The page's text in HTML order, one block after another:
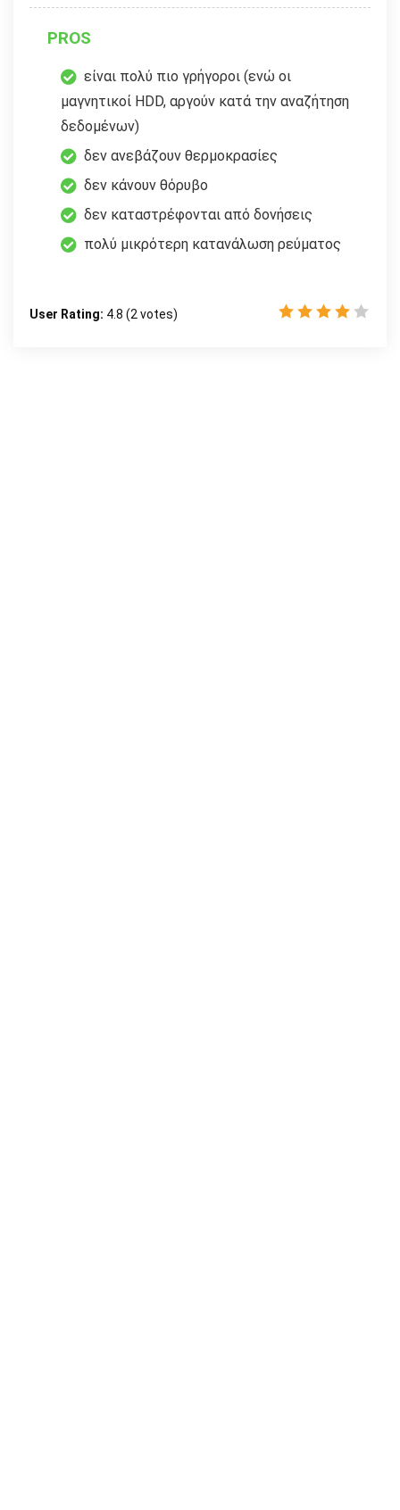
PROS
είναι πολύ πιο γρήγοροι (ενώ οι
μαγνητικοί HDD, αργούν κατά την αναζήτηση
δεδομένων)
δεν ανεβάζουν θερμοκρασίες
δεν κάνουν θόρυβο
δεν καταστρέφονται από δονήσεις
πολύ μικρότερη κατανάλωση ρεύματος
User Rating: 4.8 (2 votes)